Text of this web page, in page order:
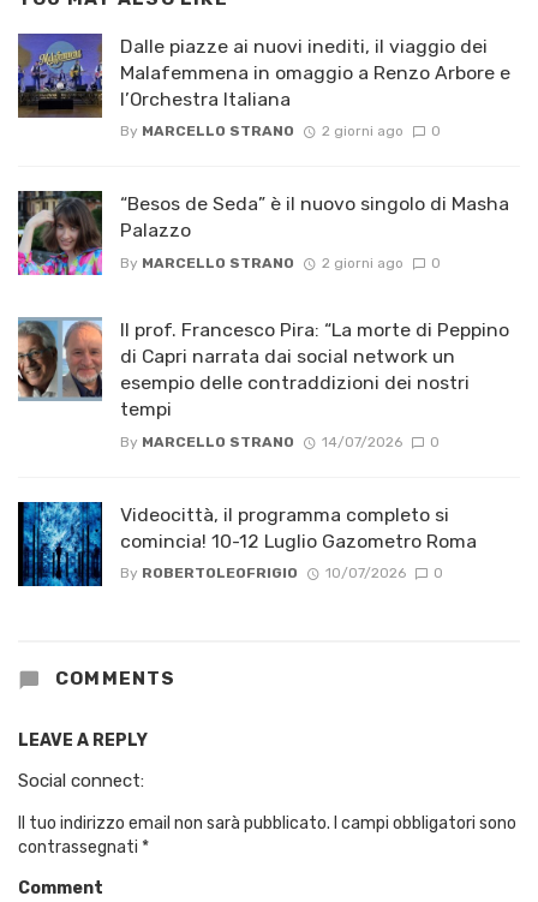
Dalle piazze ai nuovi inediti, il viaggio dei
Malafemmena in omaggio a Renzo Arbore e
l’Orchestra Italiana ​
By MARCELLO STRANO 2 giorni ago 0
“Besos de Seda” è il nuovo singolo di Masha
Palazzo
By MARCELLO STRANO 2 giorni ago 0
Il prof. Francesco Pira: “La morte di Peppino
di Capri narrata dai social network un
esempio delle contraddizioni dei nostri
tempi
By MARCELLO STRANO 14/07/2026 0
Videocittà, il programma completo si
comincia! 10-12 Luglio Gazometro Roma
By ROBERTOLEOFRIGIO 10/07/2026 0
COMMENTS
LEAVE A REPLY
Social connect:
Il tuo indirizzo email non sarà pubblicato. I campi obbligatori sono
contrassegnati *
Comment